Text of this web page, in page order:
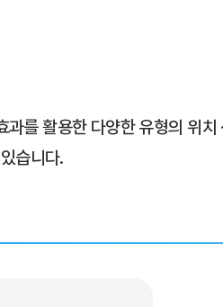
과를 활용한 다양한 유형의 위
습니다.